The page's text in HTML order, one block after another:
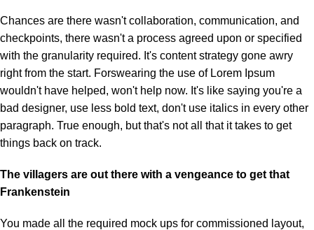
Chances are there wasn't collaboration, communication, and
checkpoints, there wasn't a process agreed upon or specified
with the granularity required. It's content strategy gone awry
right from the start. Forswearing the use of Lorem Ipsum
wouldn't have helped, won't help now. It's like saying you're a
bad designer, use less bold text, don't use italics in every other
paragraph. True enough, but that's not all that it takes to get
things back on track.
The villagers are out there with a vengeance to get that
Frankenstein
You made all the required mock ups for commissioned layout,